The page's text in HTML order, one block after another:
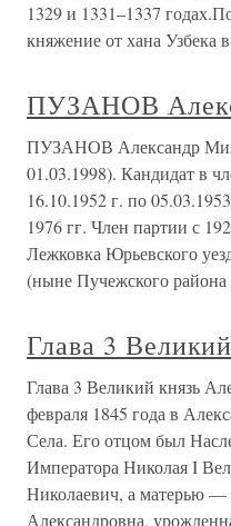
1329 и 1331–1337
княжение от хана Узбека
ПУЗАНОВ
ПУЗАНОВ Александр
01.03.1998). Кандидат в
16.10.1952 г. по
1976 гг. Член партии с
Лежковка Юрьевского
(ныне Пучежского района
Глава 3
Глава 3 Великий князь
февраля 1845 года в
Села. Его отцом был
Императора Николая I
Николаевич, а матерью
Александровна,